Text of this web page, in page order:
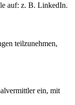
auf: z. B. LinkedIn.
teilzunehmen,
ein, mit